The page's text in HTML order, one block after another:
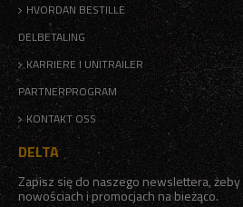
HVORDAN BESTILLE
DELBETALING
KARRIERE I UNITRAILER
PARTNERPROGRAM
KONTAKT OSS
DELTA
Zapisz się do naszego newslettera,
nowościach i promocjach na bieżąco.